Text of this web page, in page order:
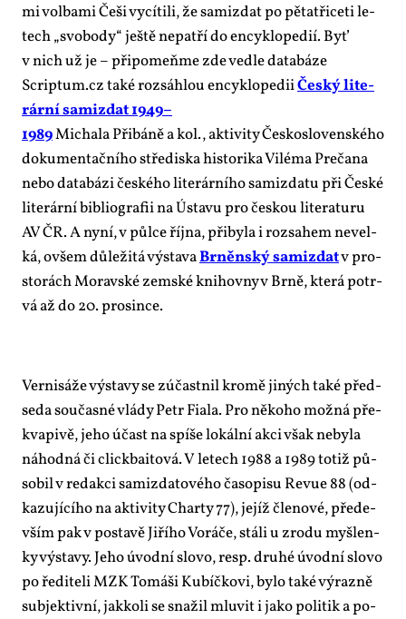
mi vol­ba­mi Če­ši vy­cí­ti­li, že sa­mizdat po pět­a­tři­ce­ti le­
tech „svo­bo­dy“ ješ­tě ne­pat­ří do en­cy­klo­pe­dií. Byť
v nich už je – při­po­meň­me zde ve­d­le da­ta­bá­ze
Scriptum.cz ta­ké roz­sáh­lou en­cy­klo­pe­diiČes­ký li­te­
rár­ní sa­mizdat 1949–
1989Mi­cha­la Při­bá­ně a kol., ak­ti­vi­ty Čes­ko­slo­ven­ské­ho
do­ku­men­tač­ní­ho stře­dis­ka his­to­ri­ka Vi­lé­ma Pre­ča­na
ne­bo da­ta­bá­zi čes­ké­ho li­te­rár­ní­ho sa­mizda­tu při Čes­ké
li­te­rár­ní bib­li­o­gra­fii na Ústa­vu pro čes­kou li­te­ra­tu­ru
AV ČR. A ny­ní, v půl­ce říj­na, při­by­la i roz­sa­hem ne­vel­
ká, ovšem dů­le­ži­tá vý­sta­vaBr­něn­ský sa­mizdatv pro­
sto­rách Mo­rav­ské zem­ské knihov­ny v Br­ně, kte­rá po­tr­
vá až do 20. pro­sin­ce.
Ver­ni­sá­že vý­sta­vy se zú­čast­nil kro­mě ji­ných ta­ké před­
se­da sou­čas­né vlá­dy Pe­tr Fi­a­la. Pro ně­ko­ho mož­ná pře­
kva­pi­vě, je­ho účast na spí­še lo­kál­ní ak­ci však ne­by­la
ná­hod­ná či clic­kbai­to­vá. V le­tech 1988 a 1989 totiž pů­
so­bil v re­dak­ci sa­mizda­to­vé­ho ča­so­pi­su Re­vue 88 (od­
ka­zu­jí­cí­ho na ak­ti­vi­ty Char­ty 77), je­jíž čle­no­vé, pře­de­
vším pak v po­sta­vě Ji­ří­ho Vo­rá­če, stá­li u zro­du myš­len­
ky vý­sta­vy. Je­ho úvod­ní slo­vo, resp. dru­hé úvod­ní slo­vo
po ře­di­te­li MZK To­máši Kubíč­ko­vi, by­lo ta­ké vý­raz­ně
sub­jek­tiv­ní, jak­ko­li se sna­žil mlu­vit i ja­ko po­li­tik a po­